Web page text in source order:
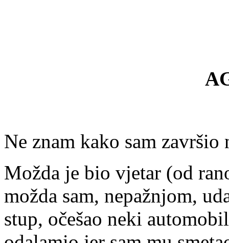
Ne znam kako sam završio
Možda je bio vjetar (od
možda sam, nepažnjom,
stup, očešao neki